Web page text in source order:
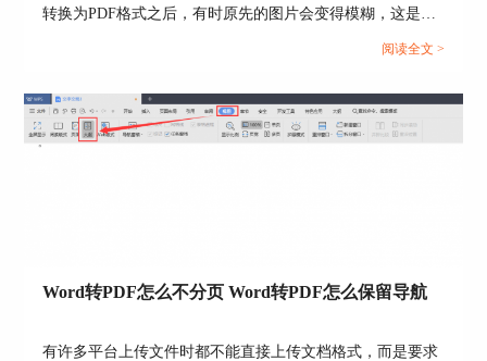
经过上述操作将office文档密码删除之后，点
转换为PDF格式之后，有时原先的图片会变得模糊，这是为
什么呢？下面一起来了解为什么word转PDF图片模糊，word
阅读全文 >
Word转PDF怎么不分页 Word转PDF怎么保留导航
有许多平台上传文件时都不能直接上传文档格式，而是要求